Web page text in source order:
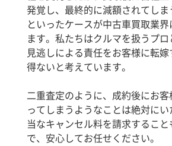
発覚し、最終的に減額されてしま
といったケースが中古車買取業
ます。私たちはクルマを扱うプ
見逃しによる責任をお客様に転
得ないと考えています。
二重査定のように、成約後にお
ってしまうようなことは絶対に
当なキャンセル料を請求するこ
で、安心してお任せください。